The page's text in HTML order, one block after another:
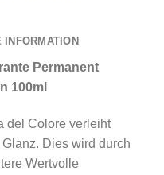
Permanent
100ml
del Colore verleiht
Dies wird durch
Wertvolle